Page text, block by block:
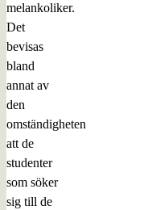
melankoliker.
Det
bevisas
bland
annat av
den
omständigheten
att de
studenter
som söker
sig till de